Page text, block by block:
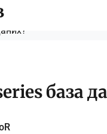
база